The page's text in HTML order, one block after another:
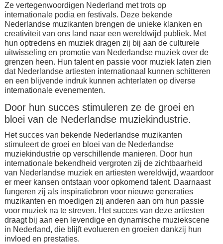
Ze vertegenwoordigen Nederland met trots op
internationale podia en festivals. Deze bekende
Nederlandse muzikanten brengen de unieke klanken en
creativiteit van ons land naar een wereldwijd publiek. Met
hun optredens en muziek dragen zij bij aan de culturele
uitwisseling en promotie van Nederlandse muziek over de
grenzen heen. Hun talent en passie voor muziek laten zien
dat Nederlandse artiesten internationaal kunnen schitteren
en een blijvende indruk kunnen achterlaten op diverse
internationale evenementen.
Door hun succes stimuleren ze de groei en
bloei van de Nederlandse muziekindustrie.
Het succes van bekende Nederlandse muzikanten
stimuleert de groei en bloei van de Nederlandse
muziekindustrie op verschillende manieren. Door hun
internationale bekendheid vergroten zij de zichtbaarheid
van Nederlandse muziek en artiesten wereldwijd, waardoor
er meer kansen ontstaan voor opkomend talent. Daarnaast
fungeren zij als inspiratiebron voor nieuwe generaties
muzikanten en moedigen zij anderen aan om hun passie
voor muziek na te streven. Het succes van deze artiesten
draagt bij aan een levendige en dynamische muziekscene
in Nederland, die blijft evolueren en groeien dankzij hun
invloed en prestaties.